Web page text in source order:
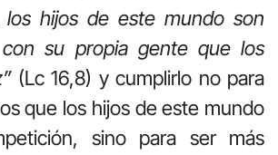
los hijos de este mundo son
su propia gente que los
(Lc 16,8) y cumplirlo no para
que los hijos de este mundo
sino para ser más